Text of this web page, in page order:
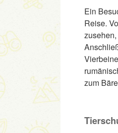
Ein
Reise.
zum